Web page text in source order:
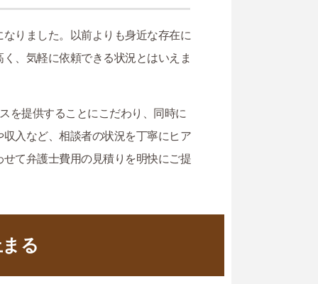
りました。以前よりも身近な存在に
、気軽に依頼できる状況とはいえま
を提供することにこだわり、同時に
入など、相談者の状況を丁寧にヒア
て弁護士費用の見積りを明快にご提
る